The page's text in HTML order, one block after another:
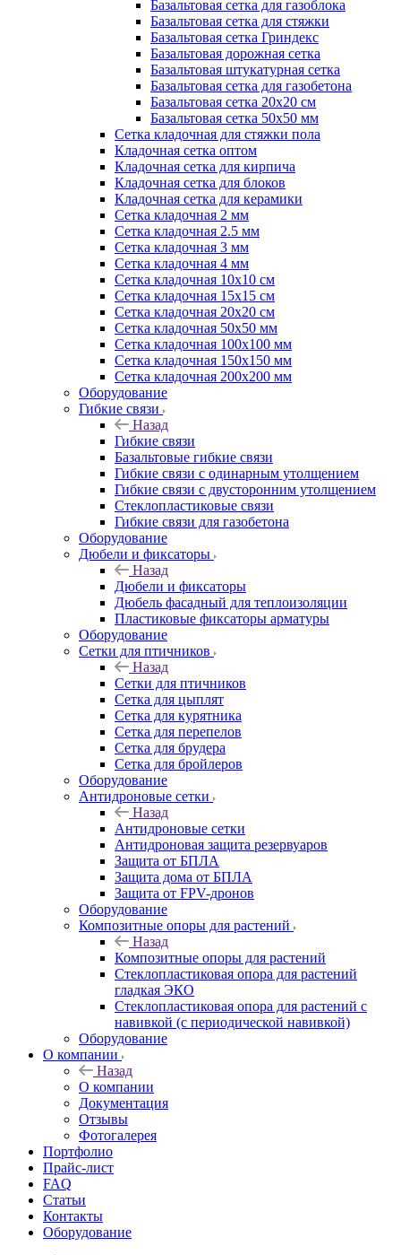
Базальтовая сетка для газоблока
Базальтовая сетка для стяжки
Базальтовая сетка Гриндекс
Базальтовая дорожная сетка
Базальтовая штукатурная сетка
Базальтовая сетка для газобетона
Базальтовая сетка 20x20 см
Базальтовая сетка 50x50 мм
Сетка кладочная для стяжки пола
Кладочная сетка оптом
Кладочная сетка для кирпича
Кладочная сетка для блоков
Кладочная сетка для керамики
Сетка кладочная 2 мм
Сетка кладочная 2.5 мм
Сетка кладочная 3 мм
Сетка кладочная 4 мм
Сетка кладочная 10x10 см
Сетка кладочная 15x15 см
Сетка кладочная 20x20 см
Сетка кладочная 50x50 мм
Сетка кладочная 100x100 мм
Сетка кладочная 150x150 мм
Сетка кладочная 200x200 мм
Оборудование
Гибкие связи
Назад
Гибкие связи
Базальтовые гибкие связи
Гибкие связи с одинарным утолщением
Гибкие связи с двусторонним утолщением
Стеклопластиковые связи
Гибкие связи для газобетона
Оборудование
Дюбели и фиксаторы
Назад
Дюбели и фиксаторы
Дюбель фасадный для теплоизоляции
Пластиковые фиксаторы арматуры
Оборудование
Сетки для птичников
Назад
Сетки для птичников
Сетка для цыплят
Сетка для курятника
Сетка для перепелов
Сетка для брудера
Сетка для бройлеров
Оборудование
Антидроновые сетки
Назад
Антидроновые сетки
Антидроновая защита резервуаров
Защита от БПЛА
Защита дома от БПЛА
Защита от FPV-дронов
Оборудование
Композитные опоры для растений
Назад
Композитные опоры для растений
Стеклопластиковая опора для растений
гладкая ЭКО
Стеклопластиковая опора для растений с
навивкой (с периодической навивкой)
Оборудование
О компании
Назад
О компании
Документация
Отзывы
Фотогалерея
Портфолио
Прайс-лист
FAQ
Статьи
Контакты
Оборудование